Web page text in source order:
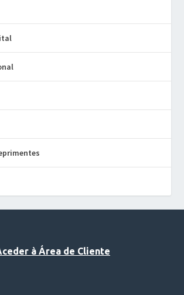
à Área de Cliente